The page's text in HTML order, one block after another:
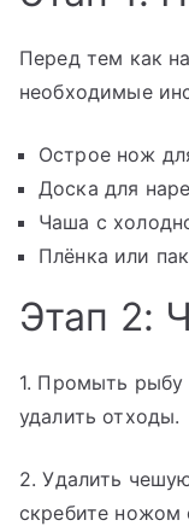
Перед тем как
необходимые
Острое нож
Доска для
Чаша с
Плёнка или
Этап 2:
1. Промыть рыбу
удалить отходы.
2. Удалить
скребите ножом